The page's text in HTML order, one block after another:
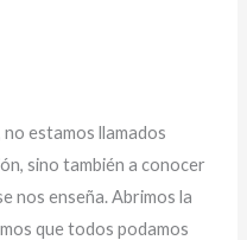
estamos llamados
sino también a conocer
nos enseña. Abrimos la
que todos podamos